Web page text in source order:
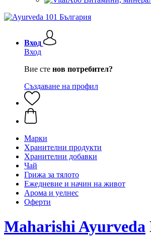
Вход
Вход
Вие сте нов потребител?
Създаване на профил
Марки
Хранителни продукти
Хранителни добавки
Чай
Грижа за тялото
Ежедневие и начин на живот
Арома и уелнес
Оферти
Maharishi Ayurveda